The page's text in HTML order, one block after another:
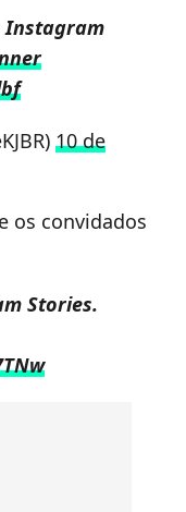
Instagram
10 de
os convidados
Stories.